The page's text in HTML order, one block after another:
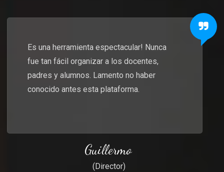
Es una herramienta espectacular! Nunca
fue tan fácil organizar a los docentes,
padres y alumnos. Lamento no haber
conocido antes esta plataforma.
Guillermo
(Director)